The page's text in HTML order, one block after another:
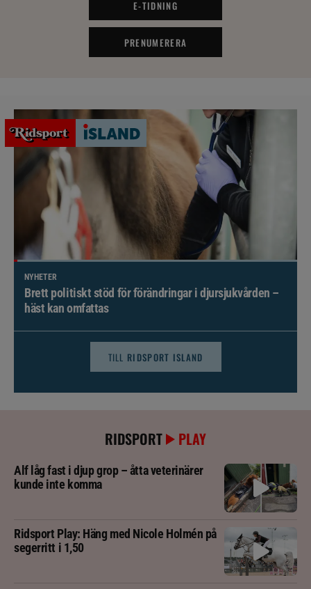
E-TIDNING
PRENUMERERA
NYHETER
Brett politiskt stöd för förändringar i djursjukvården –
häst kan omfattas
TILL RIDSPORT ISLAND
RIDSPORT PLAY
Alf låg fast i djup grop – åtta veterinärer
kunde inte komma
Ridsport Play: Häng med Nicole Holmén på
segerritt i 1,50